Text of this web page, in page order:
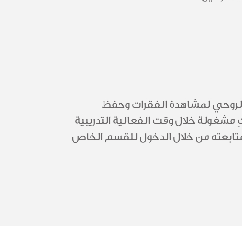
لمشاهدة الفقرات وحفظ
خلال وقت الفعالية التدريبية
من خلال الدخول للقسم الخاص